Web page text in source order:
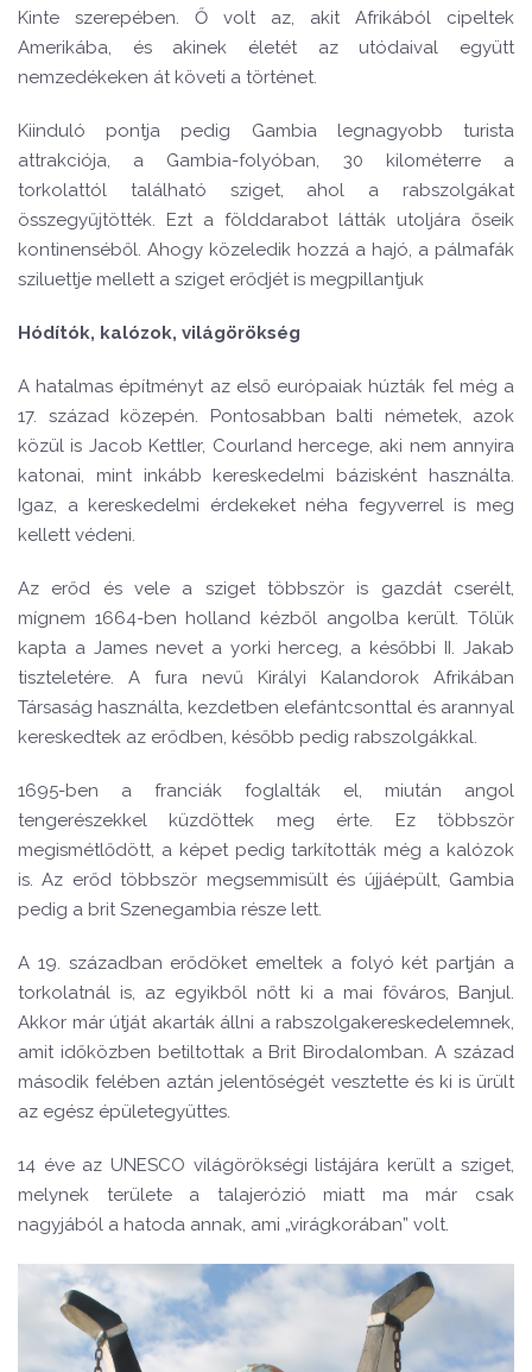
Kinte szerepében. Ő volt az, akit Afrikából cipeltek
Amerikába, és akinek életét az utódaival együtt
nemzedékeken át követi a történet.
Kiinduló pontja pedig Gambia legnagyobb turista
attrakciója, a Gambia-folyóban, 30 kilométerre a
torkolattól található sziget, ahol a rabszolgákat
összegyűjtötték. Ezt a földdarabot látták utoljára őseik
kontinenséből. Ahogy közeledik hozzá a hajó, a pálmafák
sziluettje mellett a sziget erődjét is megpillantjuk
Hódítók, kalózok, világörökség
A hatalmas építményt az első európaiak húzták fel még a
17. század közepén. Pontosabban balti németek, azok
közül is Jacob Kettler, Courland hercege, aki nem annyira
katonai, mint inkább kereskedelmi bázisként használta.
Igaz, a kereskedelmi érdekeket néha fegyverrel is meg
kellett védeni.
Az erőd és vele a sziget többször is gazdát cserélt,
mígnem 1664-ben holland kézből angolba került. Tőlük
kapta a James nevet a yorki herceg, a későbbi II. Jakab
tiszteletére. A fura nevű Királyi Kalandorok Afrikában
Társaság használta, kezdetben elefántcsonttal és arannyal
kereskedtek az erődben, később pedig rabszolgákkal.
1695-ben a franciák foglalták el, miután angol
tengerészekkel küzdöttek meg érte. Ez többször
megismétlődött, a képet pedig tarkították még a kalózok
is. Az erőd többször megsemmisült és újjáépült, Gambia
pedig a brit Szenegambia része lett.
A 19. században erődöket emeltek a folyó két partján a
torkolatnál is, az egyikből nőtt ki a mai főváros, Banjul.
Akkor már útját akarták állni a rabszolgakereskedelemnek,
amit időközben betiltottak a Brit Birodalomban. A század
második felében aztán jelentőségét vesztette és ki is ürült
az egész épületegyüttes.
14 éve az UNESCO világörökségi listájára került a sziget,
melynek területe a talajerózió miatt ma már csak
nagyjából a hatoda annak, ami „virágkorában” volt.